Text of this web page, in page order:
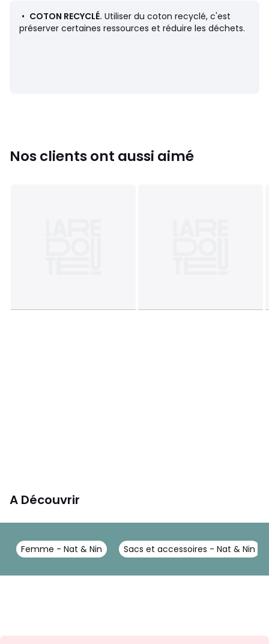
Composition et Entretien
• 100% coton
• COTON RECYCLÉ. Utiliser du coton recyclé, c'est
préserver certaines ressources et réduire les déchets.
Nos clients ont aussi aimé
A Découvrir
Femme - Nat & Nin Sacs et accessoires - Nat & Nin